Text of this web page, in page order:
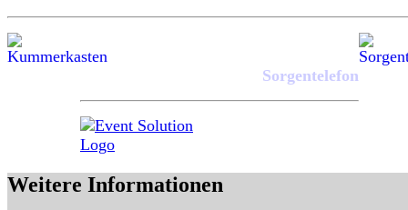
Sorgentelefon
Weitere Informationen